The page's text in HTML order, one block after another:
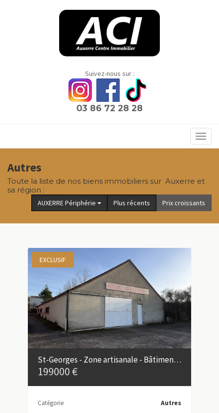
Suivez-nous sur :
03 86 72 28 28
Autres
Toute la liste de nos biens immobiliers sur Auxerre et
sa région :
AUXERRE Périphérie Plus récents Prix croissants
EXCLUSIF
St-Georges - Zone artisanale - Bâtiment industriel + appartement
199000 €
Catégorie
Autres